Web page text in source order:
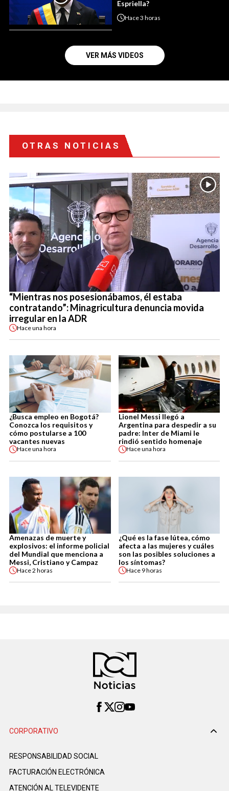
Espriella?
Hace3 horas
VER MÁS VIDEOS
OTRAS NOTICIAS
“Mientras nos posesionábamos, él estaba
contratando”: Minagricultura denuncia movida
irregular en la ADR
Haceuna hora
¿Busca empleo en Bogotá?
Conozca los requisitos y
cómo postularse a 100
vacantes nuevas
Haceuna hora
Lionel Messi llegó a
Argentina para despedir a su
padre: Inter de Miami le
rindió sentido homenaje
Haceuna hora
Amenazas de muerte y
explosivos: el informe policial
del Mundial que menciona a
Messi, Cristiano y Campaz
Hace2 horas
¿Qué es la fase lútea, cómo
afecta a las mujeres y cuáles
son las posibles soluciones a
los síntomas?
Hace 9 horas
CORPORATIVO
RESPONSABILIDAD SOCIAL
FACTURACIÓN ELECTRÓNICA
ATENCIÓN AL TELEVIDENTE